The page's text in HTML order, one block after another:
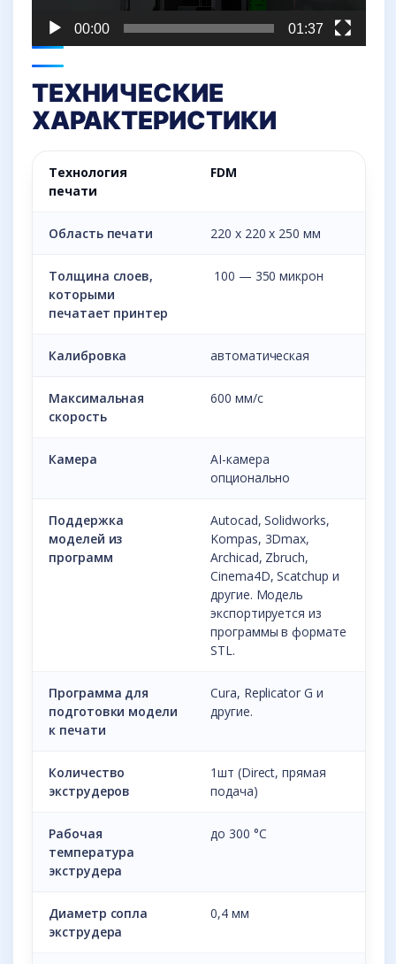
00:00 01:37
ТЕХНИЧЕСКИЕ
ХАРАКТЕРИСТИКИ
Технология
печати
FDM
Область печати 220 х 220 х 250 мм
Толщина слоев,
которыми
печатает принтер
100 — 350 микрон
Калибровка автоматическая
Максимальная
скорость
600 мм/с
Камера
AI-камера
опционально
Поддержка
моделей из
программ
Autocad, Solidworks,
Kompas, 3Dmax,
Archicad, Zbruch,
Cinema4D, Scatchup и
другие. Модель
экспортируется из
программы в формате
STL.
Программа для
подготовки модели
к печати
Cura, Replicator G и
другие.
Количество
экструдеров
1шт (Direct, прямая
подача)
Рабочая
температура
экструдера
до 300 °С
Диаметр сопла
экструдера
0,4 мм